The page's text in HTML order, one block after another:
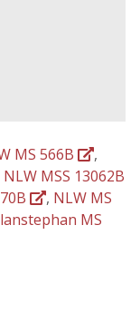
MS 566B
,
NLW MSS 13062B
, NLW MS
MS